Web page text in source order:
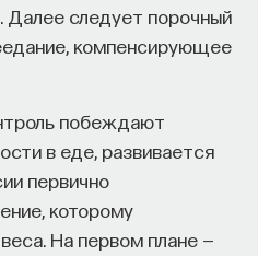
Далее следует порочный
компенсирующее
побеждают
в еде, развивается
первично
которому
На первом плане —